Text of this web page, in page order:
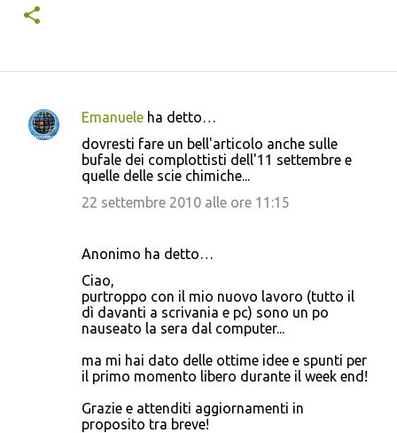
C
Emanuele ha detto…
dovresti fare un bell'articolo anche sulle
bufale dei complottisti dell'11 settembre e
quelle delle scie chimiche...
22 settembre 2010 alle ore 11:15
Anonimo ha detto…
Ciao,
purtroppo con il mio nuovo lavoro (tutto il
dì davanti a scrivania e pc) sono un po
nauseato la sera dal computer...
ma mi hai dato delle ottime idee e spunti per
il primo momento libero durante il week end!
Grazie e attenditi aggiornamenti in
proposito tra breve!